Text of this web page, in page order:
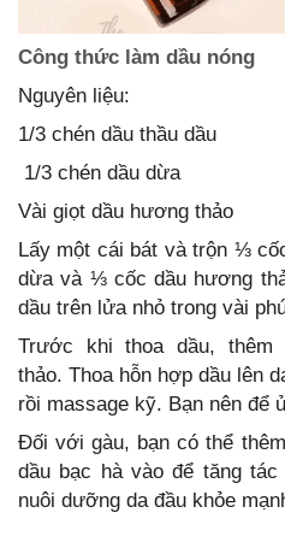
Công thức làm dầu nóng
Nguyên liệu:
1/3 chén dầu thầu dầu
1/3 chén dầu dừa
Vài giọt dầu hương thảo
Lấy một cái bát và trộn ⅓
dừa và ⅓ cốc dầu hương
dầu trên lửa nhỏ trong vài
Trước khi thoa dầu,
thảo. Thoa hỗn hợp dầu lên
rồi massage kỹ. Bạn nên để
Đối với gàu, bạn có thể
dầu bạc hà vào để tăng
nuôi dưỡng da đầu khỏe